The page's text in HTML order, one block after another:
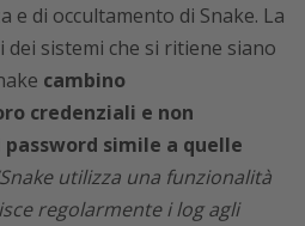
e di occultamento di Snake. La
sistemi che si ritiene siano
cambino
credenziali e non
simile a quelle
utilizza una funzionalità
regolarmente i log agli